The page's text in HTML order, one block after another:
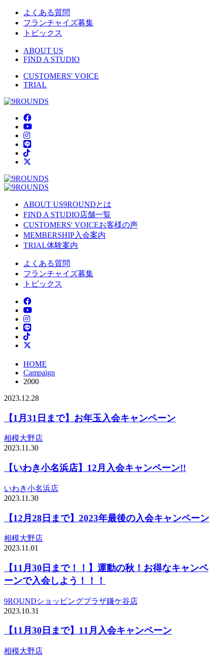
よくある質問
フランチャイズ募集
トピックス
ABOUT US
FIND A STUDIO
CUSTOMERS' VOICE
TRIAL
ABOUT US9ROUNDとは
FIND A STUDIO店舗一覧
CUSTOMERS' VOICEお客様の声
MEMBERSHIP入会案内
TRIAL体験案内
よくある質問
フランチャイズ募集
トピックス
HOME
Campaign
2000
2023.12.28
【1月31日まで】お年玉入会キャンペーン
相模大野店
2023.11.30
【いわき小名浜店】12月入会キャンペーン!!
いわき小名浜店
2023.11.30
【12月28日まで】2023年最後の入会キャンペーン
相模大野店
2023.11.01
【11月30日まで！！】運動の秋！お得なキャンペ
ーンで入会しよう！！！
9ROUNDショッピングプラザ鎌ケ谷店
2023.10.31
【11月30日まで】11月入会キャンペーン
相模大野店